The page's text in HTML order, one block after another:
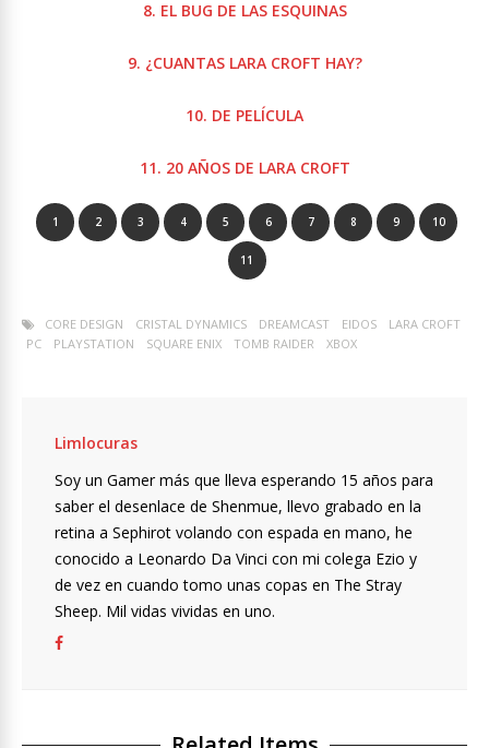
8. EL BUG DE LAS ESQUINAS
9. ¿CUANTAS LARA CROFT HAY?
10. DE PELÍCULA
11. 20 AÑOS DE LARA CROFT
1 2 3 4 5 6 7 8 9 10
11
CORE DESIGN CRISTAL DYNAMICS DREAMCAST EIDOS
LARA CROFT
PC
PLAYSTATION SQUARE ENIX TOMB RAIDER XBOX
Limlocuras
Soy un Gamer más que lleva esperando 15 años para
saber el desenlace de Shenmue, llevo grabado en la
retina a Sephirot volando con espada en mano, he
conocido a Leonardo Da Vinci con mi colega Ezio y
de vez en cuando tomo unas copas en The Stray
Sheep. Mil vidas vividas en uno.